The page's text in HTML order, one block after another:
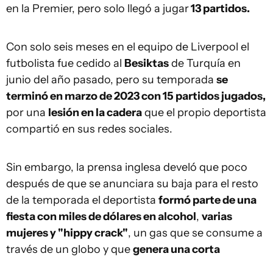
en la Premier, pero solo llegó a jugar13 partidos.
Con solo seis meses en el equipo de Liverpool el
futbolista fue cedido al Besiktasde Turquía en
junio del año pasado, pero su temporada se
terminó en marzo de 2023 con 15 partidos jugados,
por una lesión en la caderaque el propio deportista
compartió en sus redes sociales.
Sin embargo, la prensa inglesa develó que poco
después de que se anunciara su baja para el resto
de la temporada el deportista formó parte de una
fiesta con miles de dólares en alcohol, varias
mujeres y "hippy crack", un gas que se consume a
través de un globo y quegenera una corta